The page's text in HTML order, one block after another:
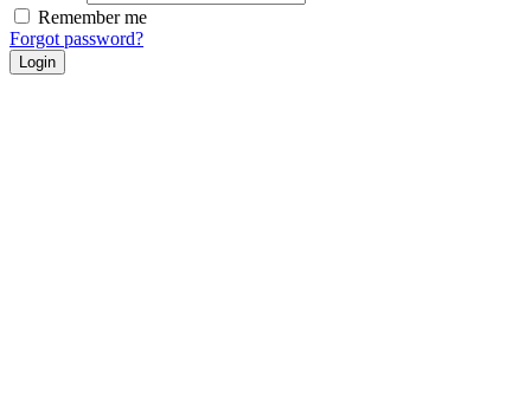
Remember me
Forgot password?
Login